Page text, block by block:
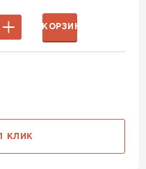
В КОРЗИНУ
КУПИТЬ В 1 КЛИК